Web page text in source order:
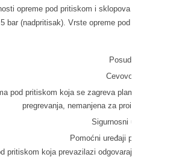
opreme pod pritiskom i sklopova sa
bar (nadpritisak). Vrste opreme pod prtiskom
Posude
Cevovodi
pod pritiskom koja se zagreva plamenom ili
pregrevanja, nemanjena za proizvodnju
Sigurnosni uređaji
Pomoćni uređaji pod pritiskom
pritiskom koja prevazilazi odgovarajući stepen